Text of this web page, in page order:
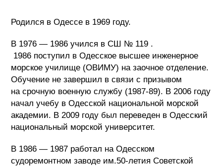
Родился в Одессе в 1969 году.
В 1976 — 1986 учился в СШ № 119 .
1986 поступил в Одесское высшее инженерное
морское училище (ОВИМУ) на заочное отделение.
Обучение не завершил в связи с призывом
на срочную военную службу (1987-89). В 2006 году
начал учебу в Одесской национальной морской
академии. В 2009 году был переведен в Одесский
национальный морской университет.
В 1986 — 1987 работал на Одесском
судоремонтном заводе им.50-летия Советской